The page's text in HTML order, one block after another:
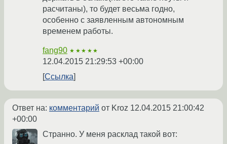
расчитаны), то будет весьма годно,
особенно с заявленным автономным
временем работы.
fang90 ★★★★★
12.04.2015 21:29:53 +00:00
Ссылка
Ответ на: комментарий от Kroz 12.04.2015 21:00:42
+00:00
Странно. У меня расклад такой вот: